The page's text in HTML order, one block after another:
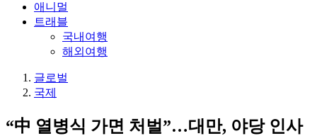
애니멀
트래블
국내여행
해외여행
글로벌
국제
“中 열병식 가면 처벌”…대만, 야당 인사